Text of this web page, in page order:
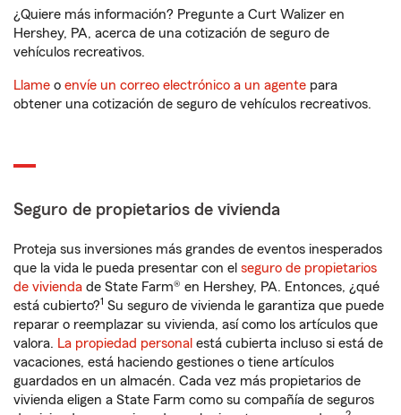
¿Quiere más información? Pregunte a Curt Walizer en
Hershey, PA, acerca de una cotización de seguro de
vehículos recreativos.
Llame o envíe un correo electrónico a un agente para
obtener una cotización de seguro de vehículos recreativos.
Seguro de propietarios de vivienda
Proteja sus inversiones más grandes de eventos inesperados
que la vida le pueda presentar con el seguro de propietarios
de vivienda de State Farm® en Hershey, PA. Entonces, ¿qué
está cubierto?1 Su seguro de vivienda le garantiza que puede
reparar o reemplazar su vivienda, así como los artículos que
valora. La propiedad personal está cubierta incluso si está de
vacaciones, está haciendo gestiones o tiene artículos
guardados en un almacén. Cada vez más propietarios de
vivienda eligen a State Farm como su compañía de seguros